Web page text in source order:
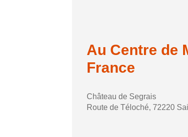
Au Centre de
France
Château de Segrais
Route de Téloché, 72220